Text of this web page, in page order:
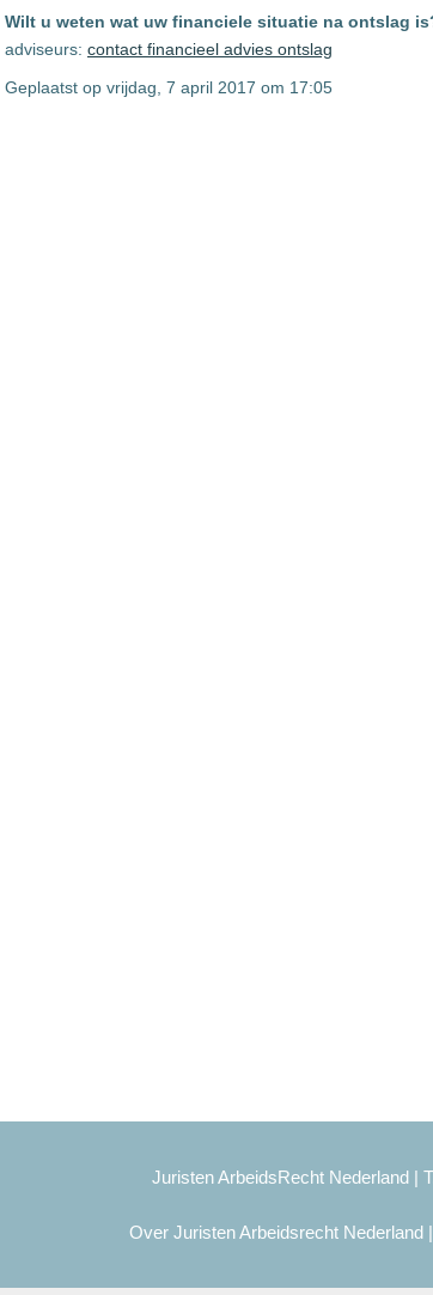
Wilt u weten wat uw financiele situatie na ontslag
adviseurs: contact financieel advies ontslag
Geplaatst op vrijdag, 7 april 2017 om 17:05
Juristen ArbeidsRecht Nederland |
Over Juristen Arbeidsrecht Nederland|